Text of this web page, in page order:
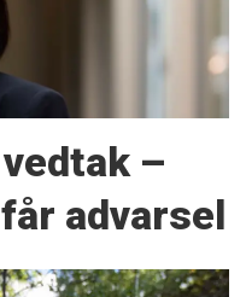
–
advarsel